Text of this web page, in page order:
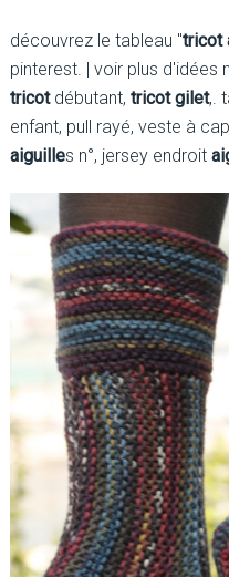
découvrez le tableau "tricot
pinterest. | voir plus d'idées
tricotdébutant, tricot gilet,.
enfant, pull rayé, veste à
aiguilles n°, jersey endroit